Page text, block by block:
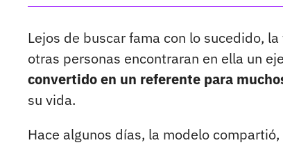
Lejos de buscar fama con lo sucedido,
otras personas encontraran en ella un
convertido en un referente para
su vida.
Hace algunos días, la modelo